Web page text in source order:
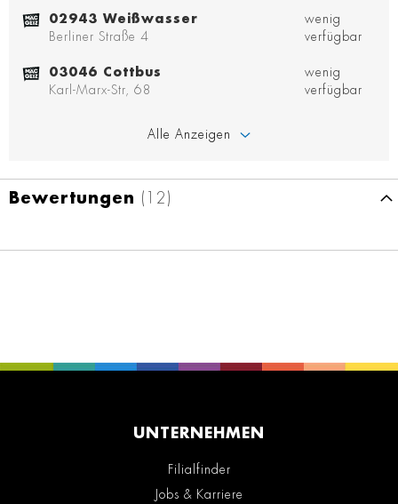
02943 Weißwasser
Berliner Straße 4
wenig
verfügbar
03046 Cottbus
Karl-Marx-Str, 68
wenig
verfügbar
Alle Anzeigen
Bewertungen 12
UNTERNEHMEN
Filialfinder
Jobs & Karriere